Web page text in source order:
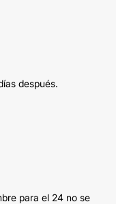
después.
para el 24 no se